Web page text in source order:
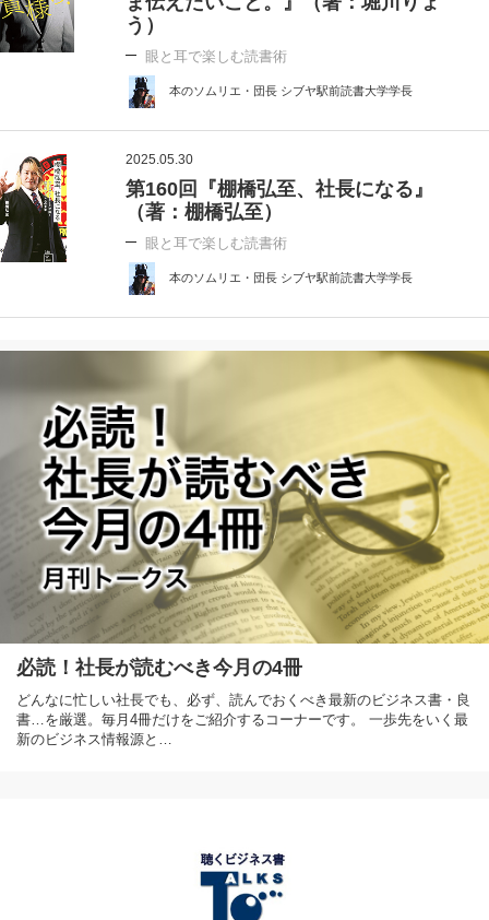
う）
眼と耳で楽しむ読書術
本のソムリエ・団長 シブヤ駅前読書大学学長
2025.05.30
第160回『棚橋弘至、社長になる』
（著：棚橋弘至）
眼と耳で楽しむ読書術
本のソムリエ・団長 シブヤ駅前読書大学学長
必読！社長が読むべき今月の4冊
どんなに忙しい社長でも、必ず、読んでおくべき最新のビジネス書・良
書…を厳選。毎月4冊だけをご紹介するコーナーです。 一歩先をいく最
新のビジネス情報源と…